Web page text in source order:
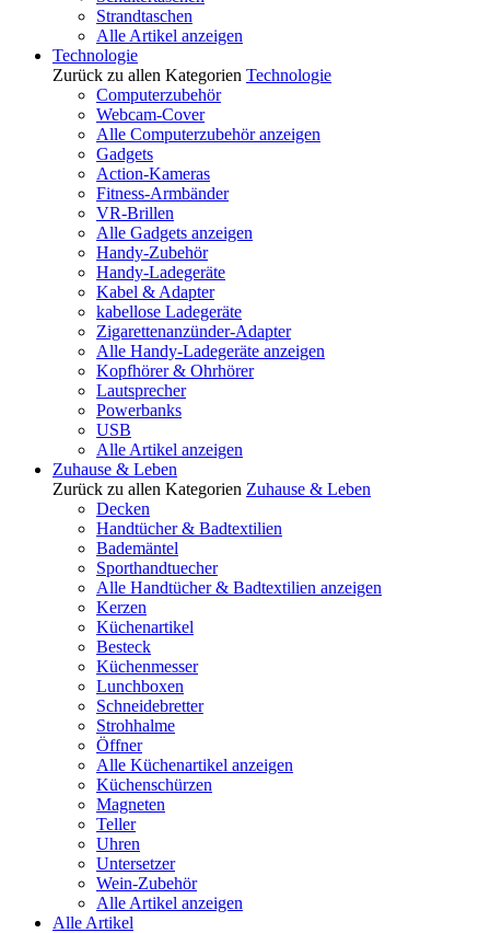
Strandtaschen
Alle Artikel anzeigen
Technologie
Zurück zu allen Kategorien Technologie
Computerzubehör
Webcam-Cover
Alle Computerzubehör anzeigen
Gadgets
Action-Kameras
Fitness-Armbänder
VR-Brillen
Alle Gadgets anzeigen
Handy-Zubehör
Handy-Ladegeräte
Kabel & Adapter
kabellose Ladegeräte
Zigarettenanzünder-Adapter
Alle Handy-Ladegeräte anzeigen
Kopfhörer & Ohrhörer
Lautsprecher
Powerbanks
USB
Alle Artikel anzeigen
Zuhause & Leben
Zurück zu allen Kategorien Zuhause & Leben
Decken
Handtücher & Badtextilien
Bademäntel
Sporthandtuecher
Alle Handtücher & Badtextilien anzeigen
Kerzen
Küchenartikel
Besteck
Küchenmesser
Lunchboxen
Schneidebretter
Strohhalme
Öffner
Alle Küchenartikel anzeigen
Küchenschürzen
Magneten
Teller
Uhren
Untersetzer
Wein-Zubehör
Alle Artikel anzeigen
Alle Artikel